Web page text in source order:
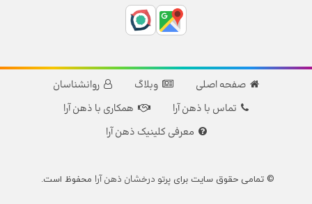
صفحه اصلی وبلاگ
روانشناسان
تماس با ذهن آرا
همکاری با ذهن آرا
معرفی کلینیک ذهن آرا
© تمامی حقوق سایت برایپرتو درخشان ذهن آرا محفوظ است.